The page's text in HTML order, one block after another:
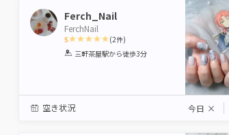
Ferch_Nail
FerchNail
5
1 2 3 4 5
(2件)
三軒茶屋駅から徒歩3分
空き状況 今日 ×